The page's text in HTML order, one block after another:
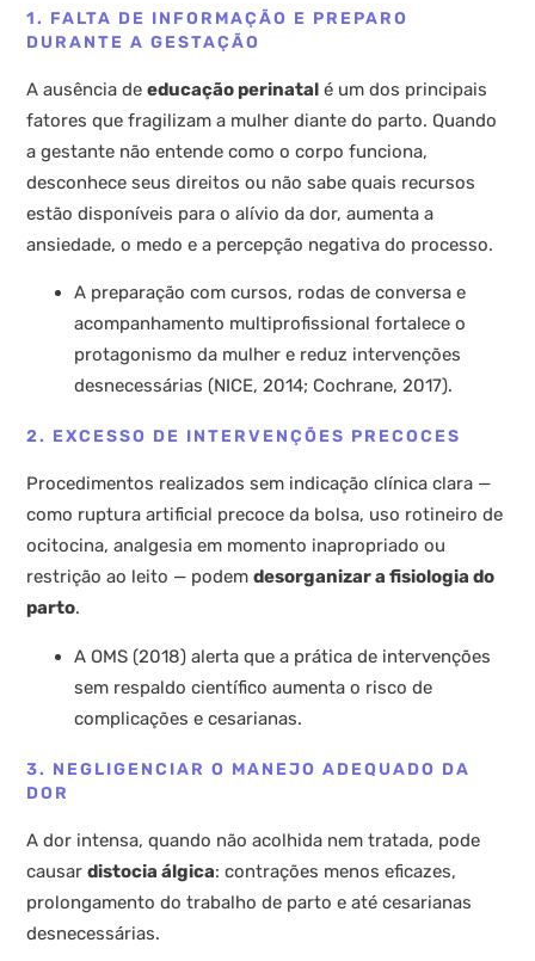
1. FALTA DE INFORMAÇÃO E PREPARO
DURANTE A GESTAÇÃO
A ausência deeducação perinatal é um dos principais
fatores que fragilizam a mulher diante do parto. Quando
a gestante não entende como o corpo funciona,
desconhece seus direitos ou não sabe quais recursos
estão disponíveis para o alívio da dor, aumenta a
ansiedade, o medo e a percepção negativa do processo.
A preparação com cursos, rodas de conversa e
acompanhamento multiprofissional fortalece o
protagonismo da mulher e reduz intervenções
desnecessárias (NICE, 2014; Cochrane, 2017).
2. EXCESSO DE INTERVENÇÕES PRECOCES
Procedimentos realizados sem indicação clínica clara —
como ruptura artificial precoce da bolsa, uso rotineiro de
ocitocina, analgesia em momento inapropriado ou
restrição ao leito — podemdesorganizar a fisiologia do
parto.
A OMS (2018) alerta que a prática de intervenções
sem respaldo científico aumenta o risco de
complicações e cesarianas.
3. NEGLIGENCIAR O MANEJO ADEQUADO DA
DOR
A dor intensa, quando não acolhida nem tratada, pode
causardistocia álgica: contrações menos eficazes,
prolongamento do trabalho de parto e até cesarianas
desnecessárias.